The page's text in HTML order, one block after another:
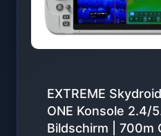
EXTREME
ONE Konsole 2.4/
Bildschirm | 700m